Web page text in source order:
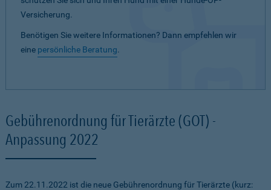
Versicherung.
Benötigen Sie weitere Informationen? Dann empfehlen wir
eine persönliche Beratung.
Gebührenordnung für Tierärzte (GOT) -
Anpassung 2022
Zum 22.11.2022 ist die neue Gebührenordnung für Tierärzte (kurz: